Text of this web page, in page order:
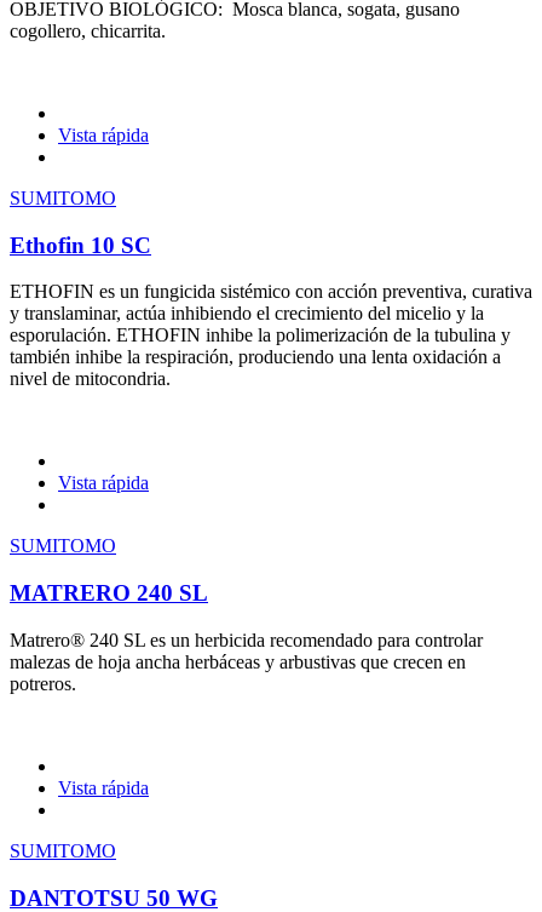
OBJETIVO BIOLÓGICO: Mosca blanca, sogata, gusano
cogollero, chicarrita.
Vista rápida
SUMITOMO
Ethofin 10 SC
ETHOFIN es un fungicida sistémico con acción preventiva, curativa
y translaminar, actúa inhibiendo el crecimiento del micelio y la
esporulación. ETHOFIN inhibe la polimerización de la tubulina y
también inhibe la respiración, produciendo una lenta oxidación a
nivel de mitocondria.
Vista rápida
SUMITOMO
MATRERO 240 SL
Matrero® 240 SL es un herbicida recomendado para controlar
malezas de hoja ancha herbáceas y arbustivas que crecen en
potreros.
Vista rápida
SUMITOMO
DANTOTSU 50 WG